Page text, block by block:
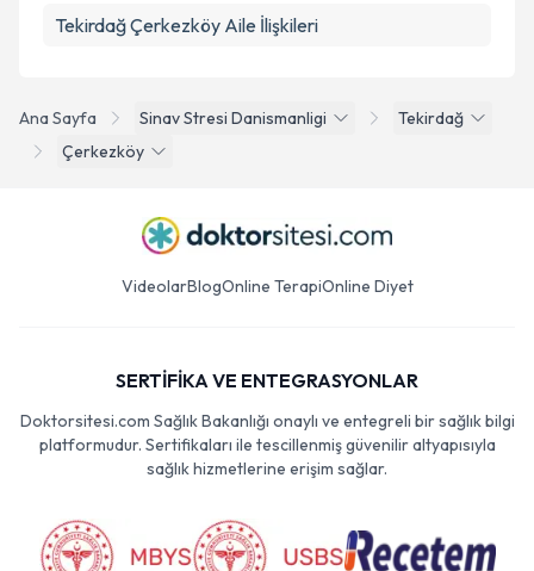
Ana Sayfa Sinav Stresi Danismanligi
Tekirdağ
Çerkezköy
Tekirdağ Çerkezköy Aile İlişkileri
VideolarBlogOnline TerapiOnline Diyet
SERTİFİKA VE ENTEGRASYONLAR
Doktorsitesi.com Sağlık Bakanlığı onaylı ve entegreli bir sağlık bilgi
platformudur. Sertifikaları ile tescillenmiş güvenilir altyapısıyla
sağlık hizmetlerine erişim sağlar.